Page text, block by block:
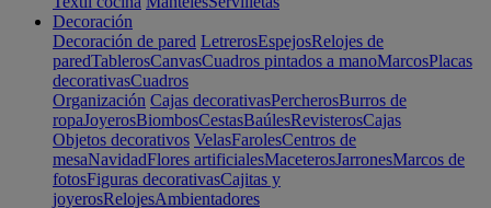
Decoración
Decoración de pared LetrerosEspejosRelojes de
paredTablerosCanvasCuadros pintados a manoMarcosPlacas
decorativasCuadros
Organización Cajas decorativasPercherosBurros de
ropaJoyerosBiombosCestasBaúlesRevisterosCajas
Objetos decorativos VelasFarolesCentros de
mesaNavidadFlores artificialesMaceterosJarronesMarcos de
fotosFiguras decorativasCajitas y
joyerosRelojesAmbientadores